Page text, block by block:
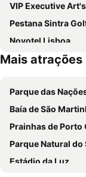
VIP Executive
Pestana Sintra
Novotel Lisboa
Meliá Lisboa
Vila Gale Sintra
VIP Executive
Holiday Inn Express Lisbon -
ibis Lisboa Jose
ibis Lisboa Sintra
Mais
Parque das
Baía de São
Prainhas de Porto
Parque Natural do Sudoeste
Estádio da Luz